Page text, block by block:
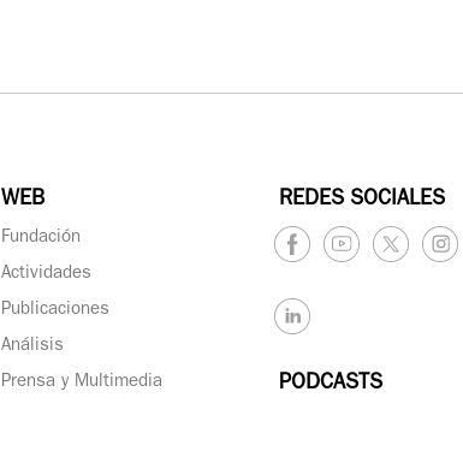
WEB
Fundación
Actividades
Publicaciones
Análisis
Prensa y Multimedia
REDES SOCIALES
PODCASTS